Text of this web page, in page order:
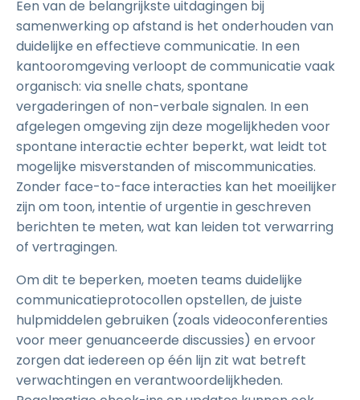
Een van de belangrijkste uitdagingen bij
samenwerking op afstand is het onderhouden van
duidelijke en effectieve communicatie. In een
kantooromgeving verloopt de communicatie vaak
organisch: via snelle chats, spontane
vergaderingen of non-verbale signalen. In een
afgelegen omgeving zijn deze mogelijkheden voor
spontane interactie echter beperkt, wat leidt tot
mogelijke misverstanden of miscommunicaties.
Zonder face-to-face interacties kan het moeilijker
zijn om toon, intentie of urgentie in geschreven
berichten te meten, wat kan leiden tot verwarring
of vertragingen.
Om dit te beperken, moeten teams duidelijke
communicatieprotocollen opstellen, de juiste
hulpmiddelen gebruiken (zoals videoconferenties
voor meer genuanceerde discussies) en ervoor
zorgen dat iedereen op één lijn zit wat betreft
verwachtingen en verantwoordelijkheden.